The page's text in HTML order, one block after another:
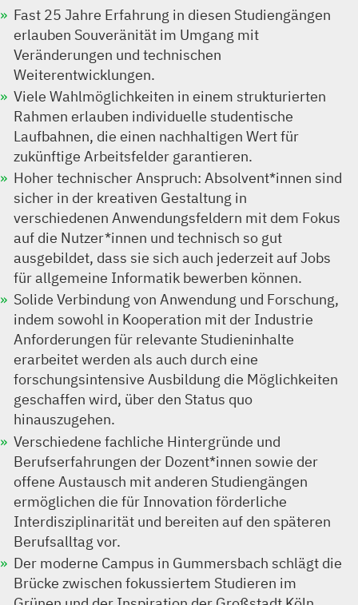
Fast 25 Jahre Erfahrung in diesen Studiengängen
erlauben Souveränität im Umgang mit
Veränderungen und technischen
Weiterentwicklungen.
Viele Wahlmöglichkeiten in einem strukturierten
Rahmen erlauben individuelle studentische
Laufbahnen, die einen nachhaltigen Wert für
zukünftige Arbeitsfelder garantieren.
Hoher technischer Anspruch: Absolvent*innen sind
sicher in der kreativen Gestaltung in
verschiedenen Anwendungsfeldern mit dem Fokus
auf die Nutzer*innen und technisch so gut
ausgebildet, dass sie sich auch jederzeit auf Jobs
für allgemeine Informatik bewerben können.
Solide Verbindung von Anwendung und Forschung,
indem sowohl in Kooperation mit der Industrie
Anforderungen für relevante Studieninhalte
erarbeitet werden als auch durch eine
forschungsintensive Ausbildung die Möglichkeiten
geschaffen wird, über den Status quo
hinauszugehen.
Verschiedene fachliche Hintergründe und
Berufserfahrungen der Dozent*innen sowie der
offene Austausch mit anderen Studiengängen
ermöglichen die für Innovation förderliche
Interdisziplinarität und bereiten auf den späteren
Berufsalltag vor.
Der moderne Campus in Gummersbach schlägt die
Brücke zwischen fokussiertem Studieren im